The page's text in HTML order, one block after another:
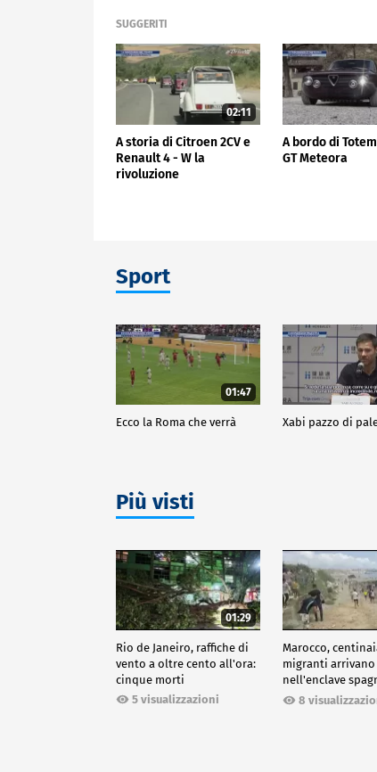
SUGGERITI
02:11
A storia di Citroen 2CV e
Renault 4 - W la
rivoluzione
A bordo di
GT Meteora
Sport
01:47
Ecco la Roma che verrà Xabi pazzo di
Più visti
01:29
Rio de Janeiro, raffiche di
vento a oltre cento all'ora:
cinque morti
5 visualizzazioni
Marocco,
migranti arrivano
nell'enclave
Ceuta
8